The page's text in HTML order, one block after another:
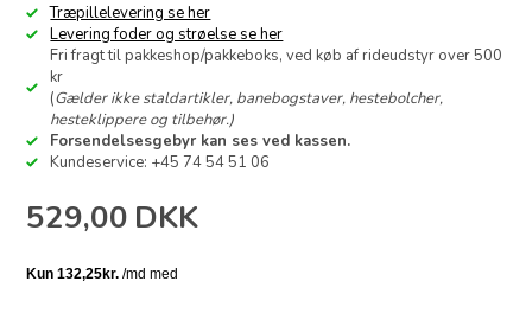
Træpillelevering se her
Levering foder og strøelse se her
Fri fragt til pakkeshop/pakkeboks, ved køb af rideudstyr over 500
kr
(Gælder ikke staldartikler, banebogstaver, hestebolcher,
hesteklippere og tilbehør.)
Forsendelsesgebyr kan ses ved kassen.
Kundeservice: +45 74 54 51 06
529,00 DKK